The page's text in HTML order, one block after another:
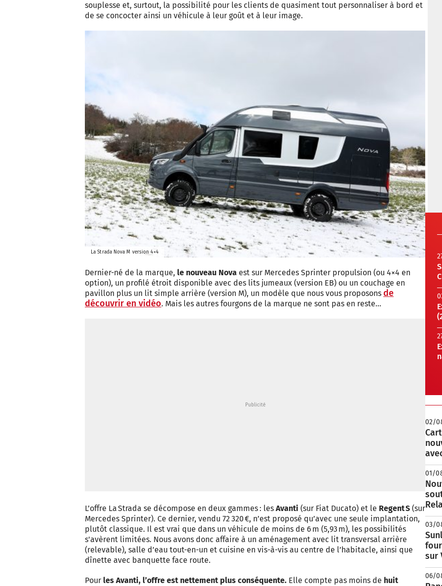
souplesse et, surtout, la possibilité pour les clients de quasiment tout personnaliser à bord et
de se concocter ainsi un véhicule à leur goût et à leur image.
La Strada Nova M version 4×4
Dernier-né de la marque, le nouveau Nova est sur Mercedes Sprinter propulsion (ou 4×4 en
option), un profilé étroit disponible avec des lits jumeaux (version EB) ou un couchage en
pavillon plus un lit simple arrière (version M), un modèle que nous vous proposons de
découvrir en vidéo. Mais les autres fourgons de la marque ne sont pas en reste…
L’offre La Strada se décompose en deux gammes : les Avanti (sur Fiat Ducato) et le Regent S (sur
Mercedes Sprinter). Ce dernier, vendu 72 320 €, n’est proposé qu’avec une seule implantation,
plutôt classique. Il est vrai que dans un véhicule de moins de 6 m (5,93 m), les possibilités
s'avèrent limitées. Nous avons donc affaire à un aménagement avec lit transversal arrière
(relevable), salle d’eau tout-en-un et cuisine en vis-à-vis au centre de l’habitacle, ainsi que
dînette avec banquette face route.
Pour les Avanti, l’offre est nettement plus conséquente. Elle compte pas moins de huit
02/
01/
03/
sur
06/